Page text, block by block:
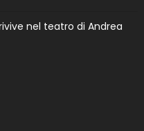
nel teatro di Andrea